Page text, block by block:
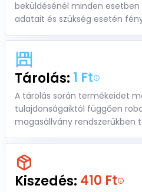
beküldésénél minden esetben
adatait és szükség esetén
Tárolás: 1 Ft
A tárolás során termékeidet
tulajdonságaiktól függően
magasállvány rendszerükben
Kiszedés: 410 Ft